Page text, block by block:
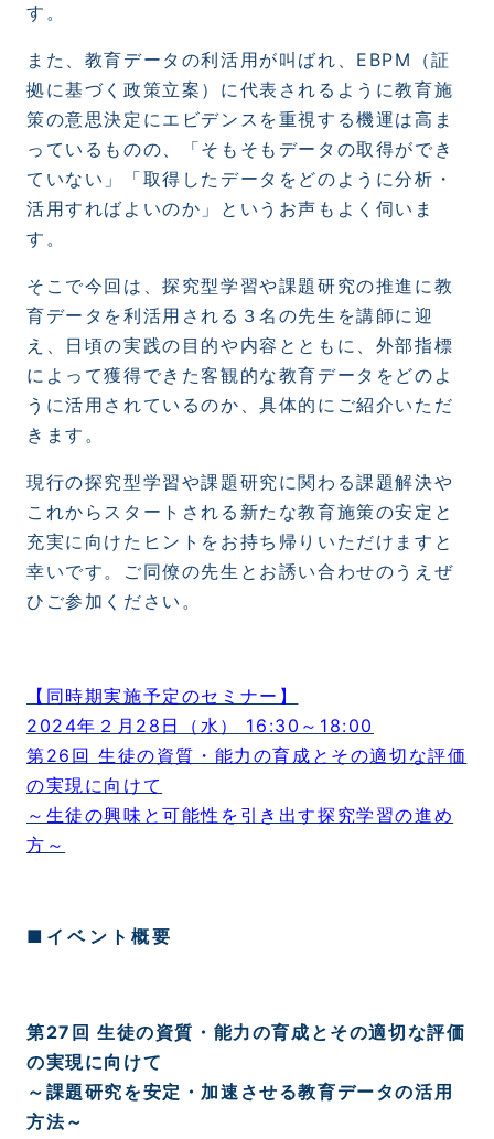
す。
また、教育データの利活用が叫ばれ、 EBPM
（証
拠に基づく政策立案）に代表されるように教育施
策の意思決定にエビデンスを重視する機運は高ま
っているものの、「そもそもデータの取得ができ
ていない」「取得したデータをどのように分析・
活用すればよいのか」というお声もよく伺いま
す。
そこで今回は、探究型学習や課題研究の推進に教
育データを利活用される３名の先生を講師に迎
え、日頃の実践の目的や内容とともに、外部指標
によって獲得できた客観的な教育データをどのよ
うに活用されているのか、具体的にご紹介いただ
きます。
現行の探究型学習や課題研究に関わる課題解決や
これからスタートされる新たな教育施策の安定と
充実に向けたヒントをお持ち帰りいただけますと
幸いです。ご同僚の先生とお誘い合わせのうえぜ
ひご参加ください。
【同時期実施予定のセミナー】
2024年２月28日（水） 16:30～18:00
第26回 生徒の資質・能力の育成とその適切な評価
の実現に向けて
～生徒の興味と可能性を引き出す探究学習の進め
方～
■イベント概要
第27回 生徒の資質・能力の育成とその適切な評価
の実現に向けて
～課題研究を安定・加速させる教育データの活用
方法～